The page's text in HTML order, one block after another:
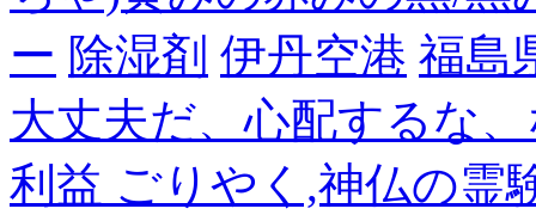
ー 除湿剤 伊丹空港 福島
大丈夫だ、心配するな
利益 ごりやく,神仏の霊